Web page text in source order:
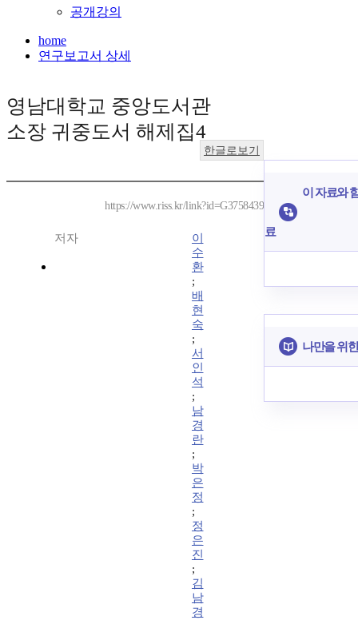
공개강의
home
연구보고서 상세
영남대학교 중앙도서관
소장 귀중도서 해제집4
한글로보기
https://www.riss.kr/link?id=G3758439
저자
이
수
환
;
배
현
숙
;
서
인
석
;
남
경
란
;
박
은
정
;
정
은
진
;
김
남
경
이 자료와
료
나만을 위